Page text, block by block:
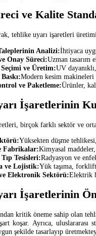
ve Kalite
tehlike uyarı işaretleri
Analizi:İhtiyaca
Onay Süreci:Uzman tasarım
ve Üretim:UV
Modern kesim makineleri
ve Paketleme:Ürünler,
İşaretlerinin
birçok farklı sektör ve
Yüksekten düşme
Fabrikalar:Kimyasal
Tesisleri:Radyasyon ve
ve Lojistik:Yük taşıma, forklift
Elektronik Sektörü:Elektrik
İşaretlerinin
kritik öneme sahip olan
koşar. Ayrıca,
şekilde tasarlayıp